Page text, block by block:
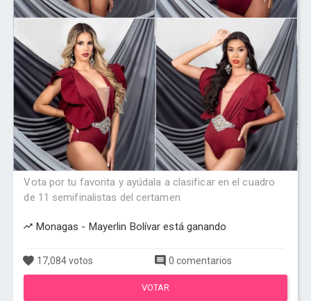
Vota por tu favorita y ayúdala a clasificar en el cuadro
de 11 semifinalistas del certamen
Monagas - Mayerlin Bolívar está ganando
17,084 votos 0 comentarios
VOTAR